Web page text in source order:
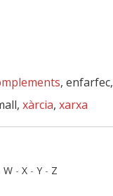
, enfarfec,
xàrcia, xarxa
W - X - Y - Z